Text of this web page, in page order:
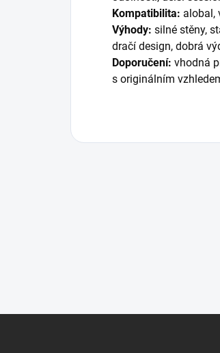
Kompatibilita: alobal,
Výhody: silné stěny,
dračí design, dobrá
Doporučení: vhodná
s originálním